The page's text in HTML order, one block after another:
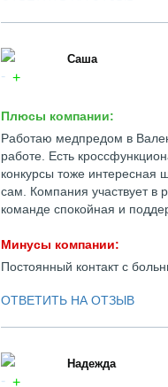
Саша
Плюсы компании:
Работаю медпредом в
работе. Есть
конкурсы тоже интересная
сам. Компания участвует в
команде спокойная и
Минусы компании:
Постоянный контакт с
ОТВЕТИТЬ НА ОТЗЫВ
Надежда